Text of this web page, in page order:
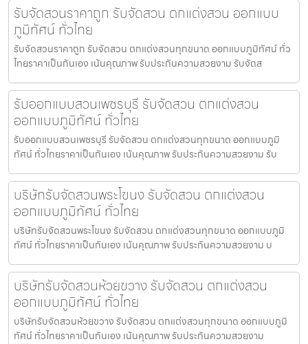
รับจัดสวนราคาถูก รับจัดสวน ตกแต่งสวน ออกแบบ
ภูมิทัศน์ ทั่วไทย
รับจัดสวนราคาถูก รับจัดสวน ตกแต่งสวนทุกขนาด ออกแบบภูมิทัศน์ ทั่ว
ไทยราคาเป็นกันเอง เน้นคุณภาพ รับประกันความสวยงาม รับจัดส
รับออกแบบสวนเพชรบุรี รับจัดสวน ตกแต่งสวน
ออกแบบภูมิทัศน์ ทั่วไทย
รับออกแบบสวนเพชรบุรี รับจัดสวน ตกแต่งสวนทุกขนาด ออกแบบภูมิ
ทัศน์ ทั่วไทยราคาเป็นกันเอง เน้นคุณภาพ รับประกันความสวยงาม รับ
บริษัทรับจัดสวนพระโขนง รับจัดสวน ตกแต่งสวน
ออกแบบภูมิทัศน์ ทั่วไทย
บริษัทรับจัดสวนพระโขนง รับจัดสวน ตกแต่งสวนทุกขนาด ออกแบบภูมิ
ทัศน์ ทั่วไทยราคาเป็นกันเอง เน้นคุณภาพ รับประกันความสวยงาม บ
บริษัทรับจัดสวนห้วยขวาง รับจัดสวน ตกแต่งสวน
ออกแบบภูมิทัศน์ ทั่วไทย
บริษัทรับจัดสวนห้วยขวาง รับจัดสวน ตกแต่งสวนทุกขนาด ออกแบบภูมิ
ทัศน์ ทั่วไทยราคาเป็นกันเอง เน้นคุณภาพ รับประกันความสวยงาม